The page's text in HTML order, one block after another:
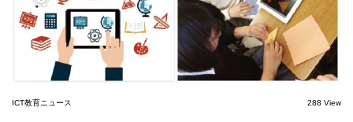
ICT教育ニュース 288 View